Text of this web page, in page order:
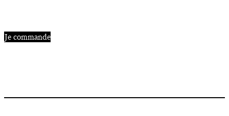
Je commande